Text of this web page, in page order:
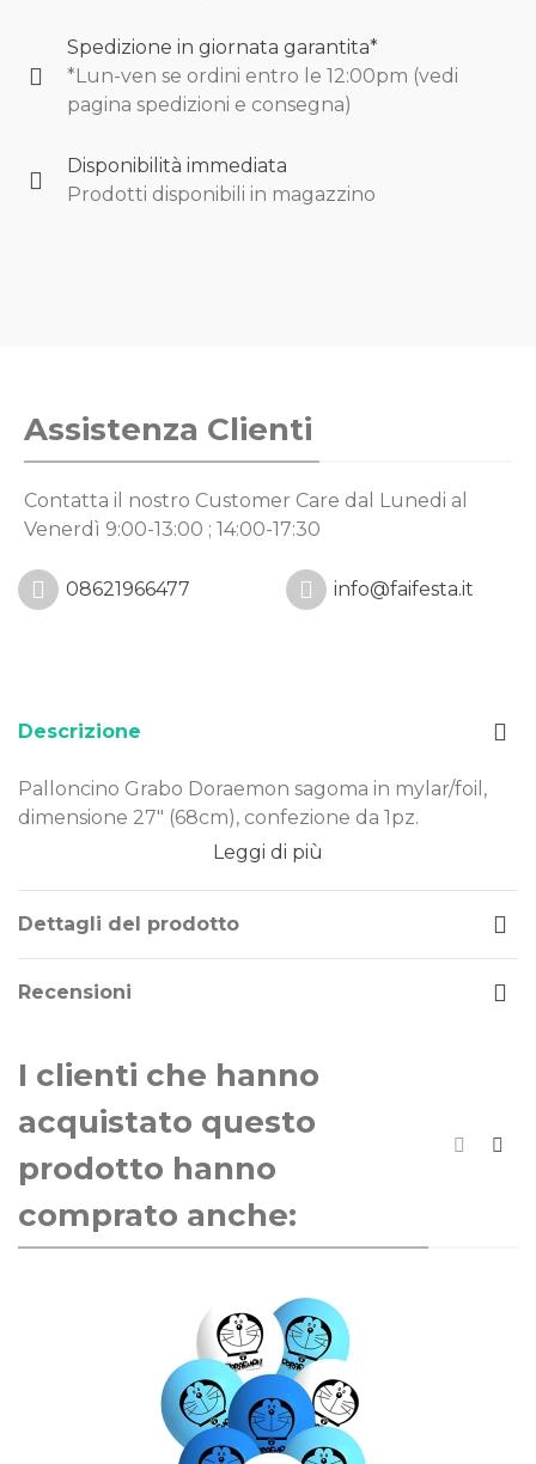
Spedizione in giornata garantita*
*Lun-ven se ordini entro le 12:00pm (vedi
pagina spedizioni e consegna)
Disponibilità immediata
Prodotti disponibili in magazzino
Assistenza Clienti
Contatta il nostro Customer Care dal Lunedi al
Venerdì 9:00-13:00 ; 14:00-17:30
08621966477 info@faifesta.it
Descrizione
Palloncino Grabo Doraemon sagoma in mylar/foil,
dimensione 27" (68cm), confezione da 1pz.
Dimensione: 27" (68cm)
Materiale: mylar-foil
Tema: Doraemon
Il palloncino Doraemon sagoma è realizzato in
tempo. Costruito secondo rigorosi standard
qualitativi, può essere gonfiato ad aria.
Leggi di più
Dettagli del prodotto
Recensioni
I clienti che hanno
acquistato questo
prodotto hanno
comprato anche: